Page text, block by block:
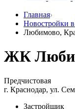
Главная
Новостройки
Любимово,
ЖК
Предчистовая
г. Краснодар, ул.
Застройщик